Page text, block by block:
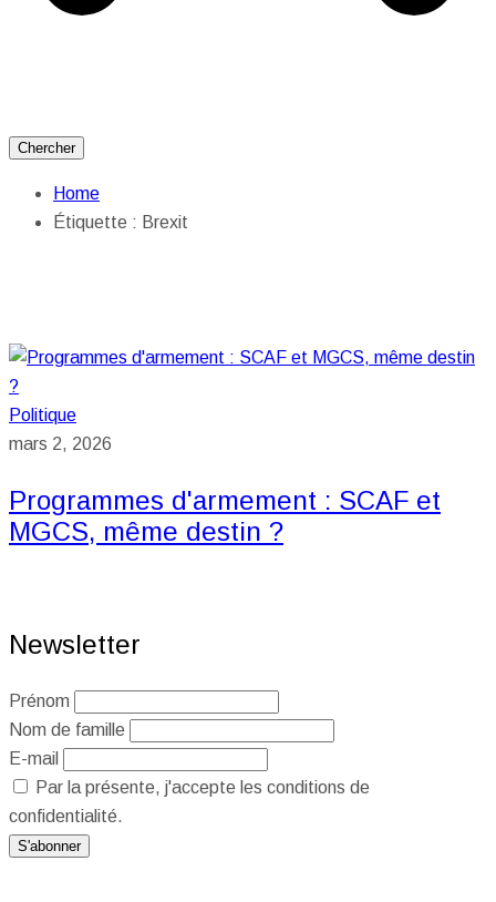
Chercher
Home
Étiquette : Brexit
Politique
mars 2, 2026
Programmes d'armement : SCAF et
MGCS, même destin ?
Newsletter
Prénom
Nom de famille
E-mail
Par la présente, j'accepte les conditions de
confidentialité.